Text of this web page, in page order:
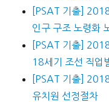
[PSAT 기출]
인구 구조 노령화
[PSAT 기출]
18세기 조선 직업
[PSAT 기출]
유치원 선정절차